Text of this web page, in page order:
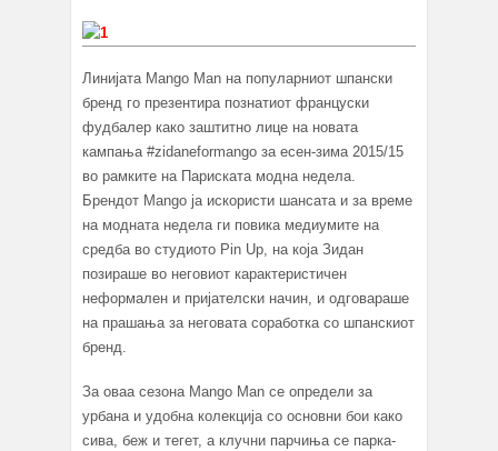
Линијата Mango Man на популарниот шпански
бренд го презентира познатиот француски
фудбалер како заштитно лице на новата
кампања #zidaneformango за есен-зима 2015/15
во рамките на Париската модна недела.
Брендот Mango ја искористи шансата и за време
на модната недела ги повика медиумите на
средба во студиото Pin Up, на која Зидан
позираше во неговиот карактеристичен
неформалeн и пријателски начин, и одговараше
на прашања за неговата соработка со шпанскиот
бренд.
За оваа сезона Mango Man се определи за
урбана и удобна колекција со основни бои како
сива, беж и тегет, а клучни парчиња се парка-